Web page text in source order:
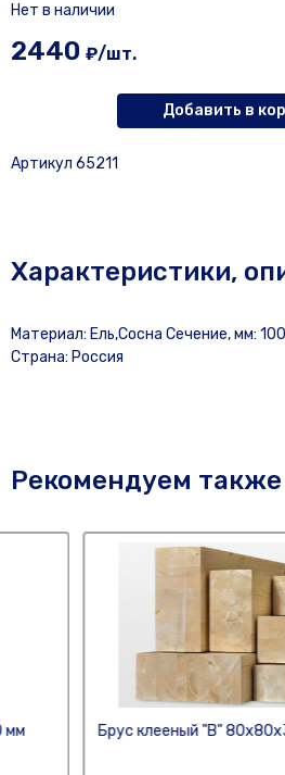
Нет в наличии
2440 ₽/шт.
Добавить в
Артикул 65211
Характеристики,
Материал: Ель,Сосна Сечение, мм:
Страна: Россия
Рекомендуем также
мм Брус клееный "В"